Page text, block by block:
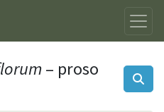
– proso